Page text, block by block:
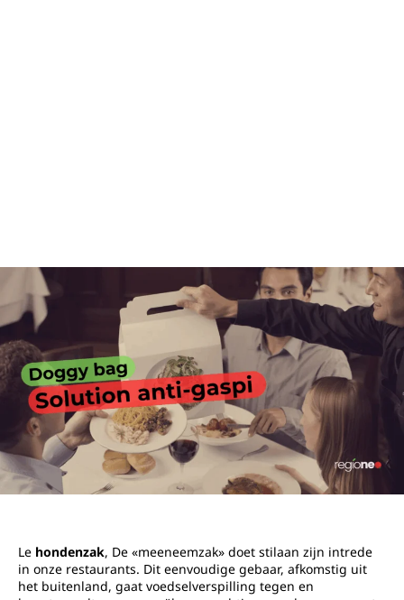
Le hondenzak, De «meeneemzak» doet stilaan zijn intrede
in onze restaurants. Dit eenvoudige gebaar, afkomstig uit
het buitenland, gaat voedselverspilling tegen en